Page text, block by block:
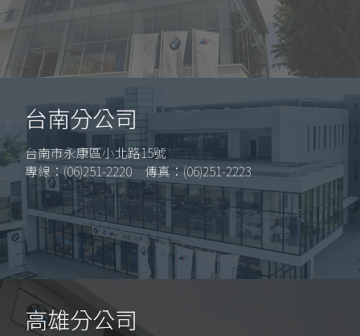
台南分公司
台南市永康區小北路15號
專線：(06)251-2220 傳真：(06)251-2223
高雄分公司